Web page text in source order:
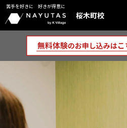
苦手を好きに 好きが得意に
桜木町校